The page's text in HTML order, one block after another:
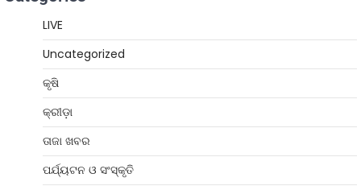
LIVE
Uncategorized
କୃଷି
କ୍ରୀଡ଼ା
ତାଜା ଖବର
ପର୍ଯ୍ୟଟନ ଓ ସଂସ୍କୃତି